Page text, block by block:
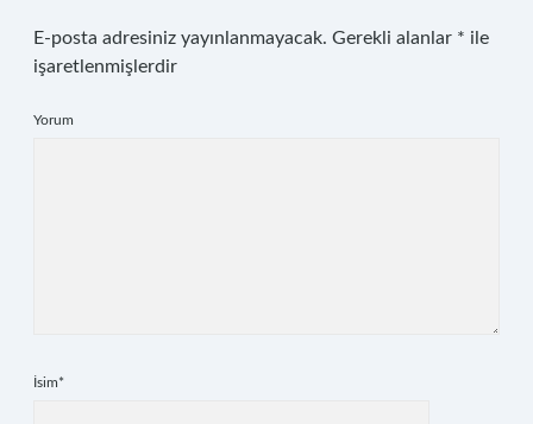
E-posta adresiniz yayınlanmayacak. Gerekli alanlar * ile
işaretlenmişlerdir
Yorum
İsim*